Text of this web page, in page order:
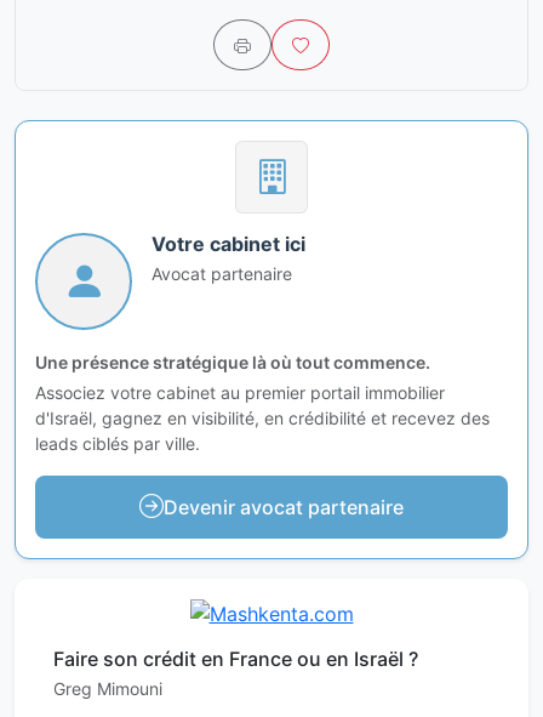
Votre cabinet ici
Avocat partenaire
Une présence stratégique là où tout commence.
Associez votre cabinet au premier portail immobilier
d'Israël, gagnez en visibilité, en crédibilité et recevez des
leads ciblés par ville.
Devenir avocat partenaire
Faire son crédit en France ou en Israël ?
Greg Mimouni